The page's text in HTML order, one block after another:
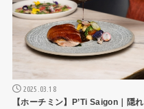
2025.03.18
【ホーチミン】P’Ti Saigon｜隠れ